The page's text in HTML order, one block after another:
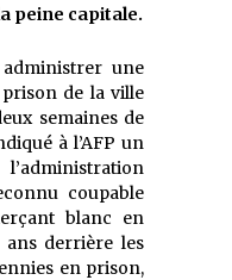
peine capitale.
administrer une
de la ville
semaines de
à l’AFP un
coupable
blanc en
ans derrière les
en prison,